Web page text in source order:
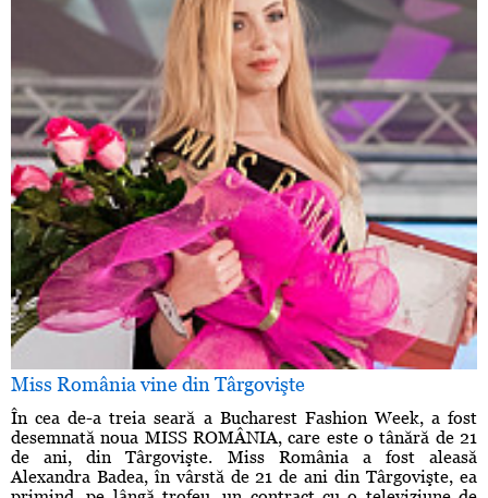
Miss România vine din Târgovişte
În cea de-a treia seară a Bucharest Fashion Week, a fost
desemnată noua MISS ROMÂNIA, care este o tânără de 21
de ani, din Târgovişte. Miss România a fost aleasă
Alexandra Badea, în vârstă de 21 de ani din Târgovişte, ea